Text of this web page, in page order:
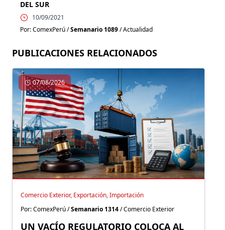
DEL SUR
10/09/2021
Por: ComexPerú /Semanario 1089/ Actualidad
PUBLICACIONES RELACIONADOS
07/08/2026
Comercio Exterior, Exportación, Importación
Por: ComexPerú /Semanario 1314/ Comercio Exterior
UN VACÍO REGULATORIO COLOCA AL